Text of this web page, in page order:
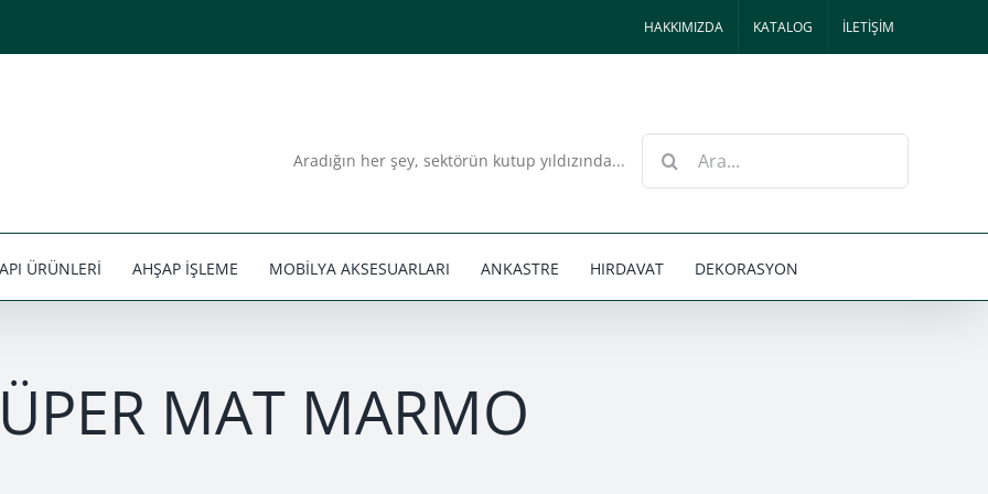
HAKKIMIZDA KATALOG İLETİŞİM
Aradığın her şey, sektörün kutup yıldızında...
Ara:
ÜRÜNLERİ AHŞAP İŞLEME MOBİLYA AKSESUARLARI ANKASTRE HIRDAVAT DEKORASYON
MAT MARMO